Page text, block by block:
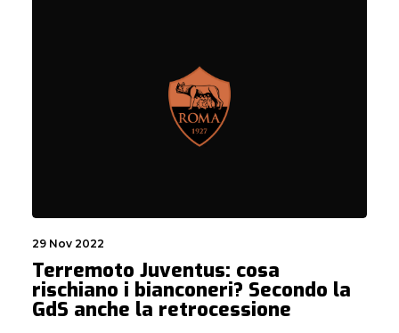
29 Nov 2022
Terremoto Juventus: cosa
rischiano i bianconeri? Secondo la
GdS anche la retrocessione